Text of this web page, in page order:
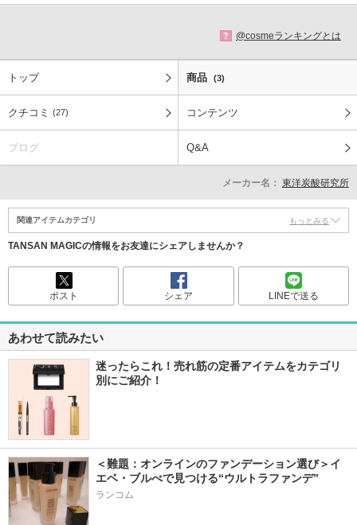
? @cosmeランキングとは
トップ 商品 (3)
クチコミ (27) コンテンツ
ブログ Q&A
メーカー名： 東洋炭酸研究所
関連アイテムカテゴリ もっとみる
TANSAN MAGICの情報をお友達にシェアしませんか？
ポスト シェア LINEで送る
あわせて読みたい
迷ったらこれ！売れ筋の定番アイテムをカテゴリ
別にご紹介！
＜難題：オンラインのファンデーション選び＞イ
エベ・ブルべで見つける“ウルトラファンデ”
ランコム